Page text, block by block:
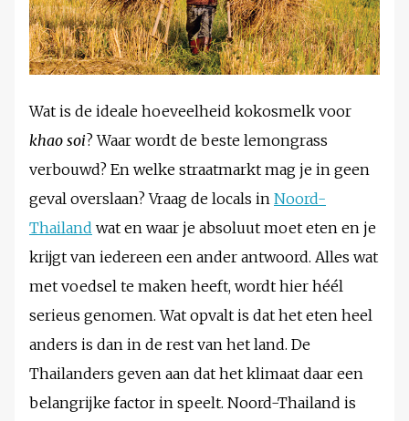
Wat is de ideale hoeveelheid kokosmelk voor
khao soi? Waar wordt de beste lemongrass
verbouwd? En welke straatmarkt mag je in geen
geval overslaan? Vraag de locals in Noord-
Thailand wat en waar je absoluut moet eten en je
krijgt van iedereen een ander antwoord. Alles wat
met voedsel te maken heeft, wordt hier héél
serieus genomen. Wat opvalt is dat het eten heel
anders is dan in de rest van het land. De
Thailanders geven aan dat het klimaat daar een
belangrijke factor in speelt. Noord-Thailand is